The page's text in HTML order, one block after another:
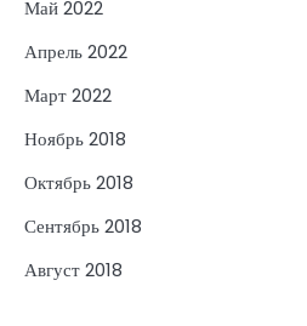
Май 2022
Апрель 2022
Март 2022
Ноябрь 2018
Октябрь 2018
Сентябрь 2018
Август 2018